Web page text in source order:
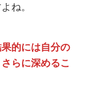
ね。
的には自分の
らに深めるこ